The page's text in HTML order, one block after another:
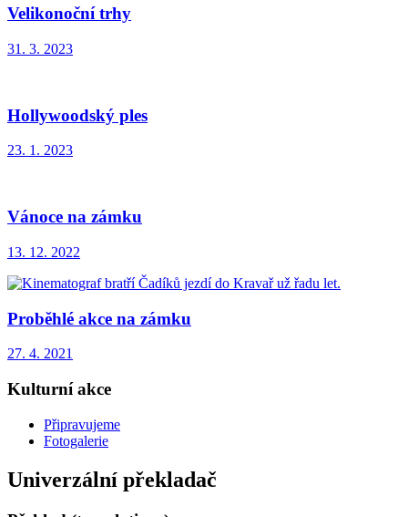
Velikonoční trhy
31. 3. 2023
Hollywoodský ples
23. 1. 2023
Vánoce na zámku
13. 12. 2022
Proběhlé akce na zámku
27. 4. 2021
Kulturní akce
Připravujeme
Fotogalerie
Univerzální překladač